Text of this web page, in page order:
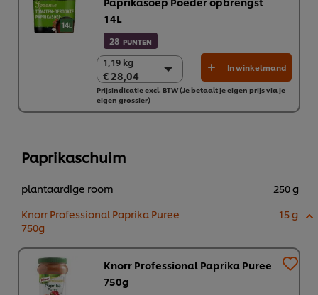
14L
28 PUNTEN
1,19 kg
€ 28,04
1,19 kg
€ 28,04
6 x 1,19 kg
€ 168,21
In winkelmand
Prijsindicatie excl. BTW (Je betaalt je eigen prijs via je
eigen grossier)
Paprikaschuim
plantaardige room
250 g
Knorr Professional Paprika Puree
750g
15 g
Knorr Professional Paprika Puree
750g